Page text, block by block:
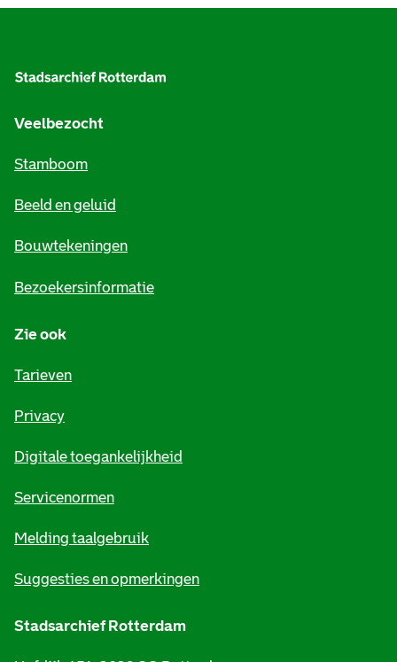
Veelbezocht
Stamboom
Beeld en geluid
Bouwtekeningen
Bezoekersinformatie
Zie ook
Tarieven
Privacy
Digitale toegankelijkheid
Servicenormen
Melding taalgebruik
Suggesties en opmerkingen
Stadsarchief Rotterdam